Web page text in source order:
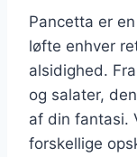
Pancetta er
løfte enhver
alsidighed.
og salater,
af din fantasi.
forskellige